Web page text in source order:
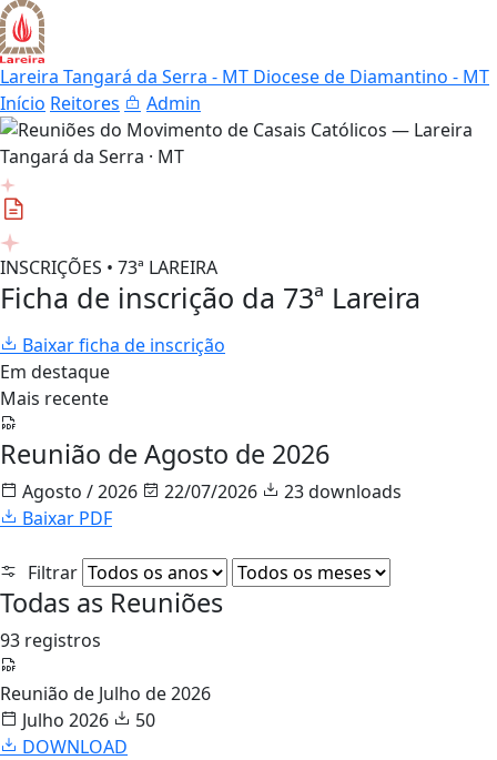
Lareira Tangará da Serra - MT Diocese de Diamantino - MT
Início Reitores Admin
INSCRIÇÕES • 73ª LAREIRA
Ficha de inscrição da 73ª Lareira
Baixar ficha de inscrição
Em destaque
Mais recente
Reunião de Agosto de 2026
Agosto / 2026 22/07/2026
23 downloads
Baixar PDF
Filtrar
Todas as Reuniões
93 registros
Reunião de Julho de 2026
Julho 2026
50
DOWNLOAD